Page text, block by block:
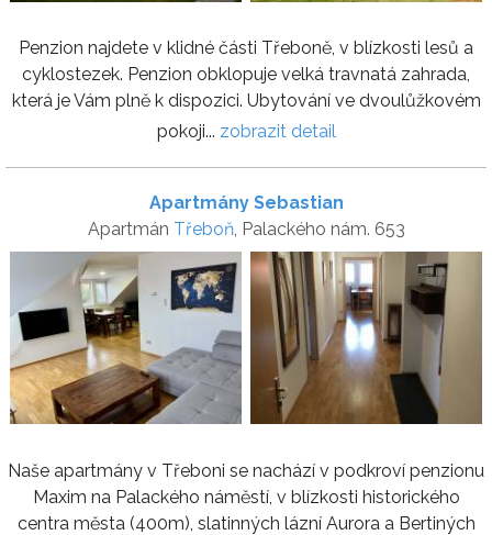
Penzion najdete v klidné části Třeboně, v blízkosti lesů a
cyklostezek. Penzion obklopuje velká travnatá zahrada,
která je Vám plně k dispozici. Ubytování ve dvoulůžkovém
pokoji... zobrazit detail
Apartmány Sebastian
Apartmán Třeboň, Palackého nám. 653
Naše apartmány v Třeboni se nachází v podkroví penzionu
Maxim na Palackého náměstí, v blízkosti historického
centra města (400m), slatinných lázní Aurora a Bertiných